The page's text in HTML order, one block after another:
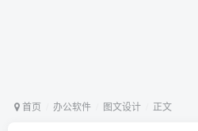
首页 办公软件 图文设计 正文